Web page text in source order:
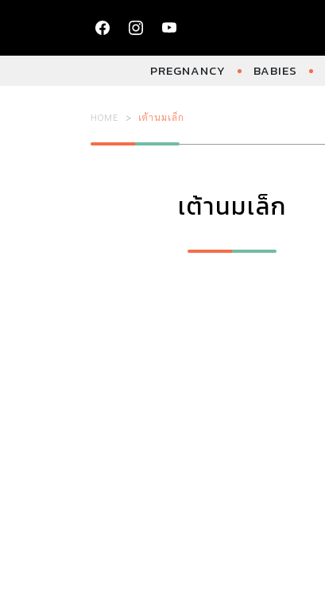
PREGNANCY BABIES
HOME เต้านมเล็ก
เต้านมเล็ก